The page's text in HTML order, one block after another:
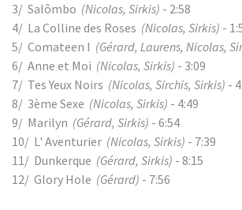
3/ Salômbo (Nicolas, Sirkis) - 2:58
4/ La Colline des Roses (Nicolas, Sirkis) -
5/ Comateen I (Gérard, Laurens, Nicolas,
6/ Anne et Moi (Nicolas, Sirkis) - 3:09
7/ Tes Yeux Noirs (Nicolas, Sirchis, Sirkis) -
8/ 3ème Sexe (Nicolas, Sirkis) - 4:49
9/ Marilyn (Gérard, Sirkis) - 6:54
10/ L' Aventurier (Nicolas, Sirkis) - 7:39
11/ Dunkerque (Gérard, Sirkis) - 8:15
12/ Glory Hole (Gérard) - 7:56